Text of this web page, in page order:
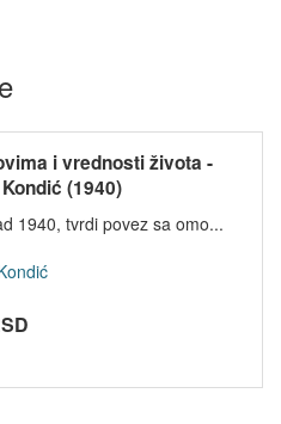
i vrednosti života -
(1940)
1940, tvrdi povez sa omo...